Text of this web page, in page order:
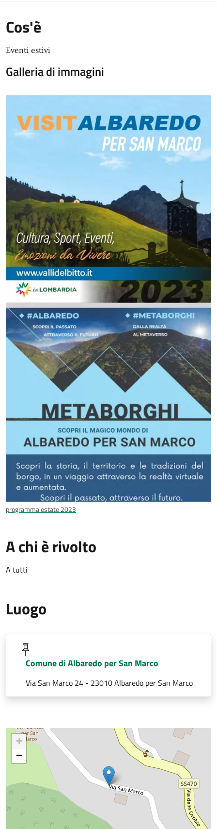
Cos'è
Eventi estivi
Galleria di immagini
programma estate 2023
A chi è rivolto
A tutti
Luogo
Comune di Albaredo per San Marco
Via San Marco 24 - 23010 Albaredo per San Marco
+
−